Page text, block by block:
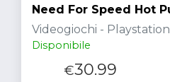
Need For Speed Hot
Videogiochi -
Disponibile
€30.99